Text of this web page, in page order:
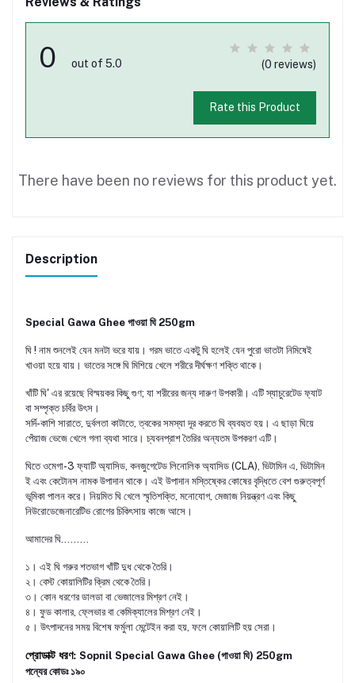
0 out of 5.0 (0 reviews)
Rate this Product
There have been no reviews for this product yet.
Description
Special Gawa Ghee গাওয়া ঘি 250gm
ঘি ! নাম শুনলেই যেন মনটা ভরে যায়। গরম ভাতে একটু ঘি হলেই যেন পুরো ভাতটা নিমিষেই
খাওয়া হয়ে যায়। ভাতের সঙ্গে ঘি মিশিয়ে খেলে শরীরে দীর্ঘক্ষণ শক্তি থাকে।
খাঁটি ঘি' এর রয়েছে বিস্ময়কর কিছু গুণ; যা শরীরের জন্য দারুণ উপকারী। এটি স্যাচুরেটেড ফ্যাট
বা সম্পৃক্ত চর্বির উৎস।
সর্দি-কাশি সারাতে, দুর্বলতা কাটাতে, ত্বকের সমস্যা দূর করতে ঘি ব্যবহৃত হয়। এ ছাড়া ঘিয়ে
পেঁয়াজ ভেজে খেলে গলা ব্যথা সারে। চ্যবনপ্রাশ তৈরির অন্যতম উপকরণ এটি।
ঘিতে ওমেগা-3 ফ্যাটি অ্যাসিড, কনজুগেটেড লিনোলিক অ্যাসিড (CLA), ভিটামিন এ, ভিটামিন
ই এবং কেটোনস নামক উপাদান থাকে। এই উপাদান মস্তিষ্কের কোষের বৃদ্ধিতে বেশ গুরুত্বপূর্ণ
ভূমিকা পালন করে। নিয়মিত ঘি খেলে স্মৃতিশক্তি, মনোযোগ, মেজাজ নিয়ন্ত্রণ এবং কিছু
নিউরোডেজেনারেটিভ রোগের চিকিৎসায় কাজে আসে।
আমাদের ঘি.........
১। এই ঘি গরুর শতভাগ খাঁটি দুধ থেকে তৈরি।
২। বেস্ট কোয়ালিটির ক্রিম থেকে তৈরি।
৩। কোন ধরণের ডালডা বা ভেজালের মিশ্রণ নেই।
৪। ফুড কালার, ফ্লেভার বা কেমিক্যালের মিশ্রণ নেই।
৫। উৎপাদনের সময় বিশেষ ফর্মুলা মেন্টেইন করা হয়, ফলে কোয়ালিটি হয় সেরা।
প্রোডাক্ট ধরণ: Sopnil Special Gawa Ghee (গাওয়া ঘি) 250gm
পন্যের কোডঃ ১৯০